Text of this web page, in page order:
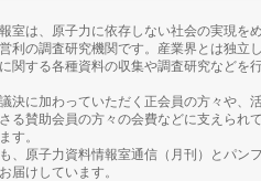
室は、原子力に依存しない社会の実現を
利の調査研究機関です。産業界とは独立
関する各種資料の収集や調査研究などを
決に加わっていただく正会員の方々や、
る賛助会員の方々の会費などに支えられ
す。
、原子力資料情報室通信（月刊）とパン
届けしています。